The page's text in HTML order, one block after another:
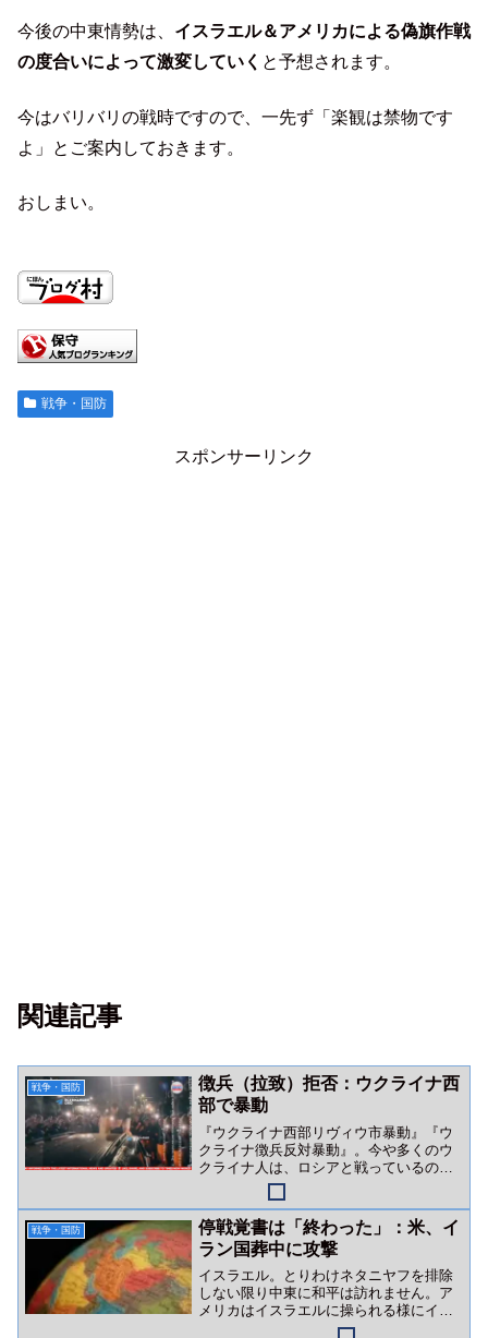
今後の中東情勢は、 イスラエル＆アメリカによる偽旗作戦
の度合いによって激変していく と予想されます。
今はバリバリの戦時ですので、一先ず「楽観は禁物です
よ」とご案内しておきます。
おしまい。
戦争・国防
スポンサーリンク
関連記事
戦争・国防
徴兵（拉致）拒否：ウクライナ西
部で暴動
『ウクライナ西部リヴィウ市暴動』『ウ
クライナ徴兵反対暴動』。今や多くのウ
クライナ人は、ロシアと戦っているので
はなくゼレンスキー政権（＆英米金融勢
力）と戦っています。
戦争・国防
停戦覚書は「終わった」：米、イ
ラン国葬中に攻撃
イスラエル。とりわけネタニヤフを排除
しない限り中東に和平は訪れません。ア
メリカはイスラエルに操られる様にイラ
ンを攻撃。狙いはイランカーグ（ハール